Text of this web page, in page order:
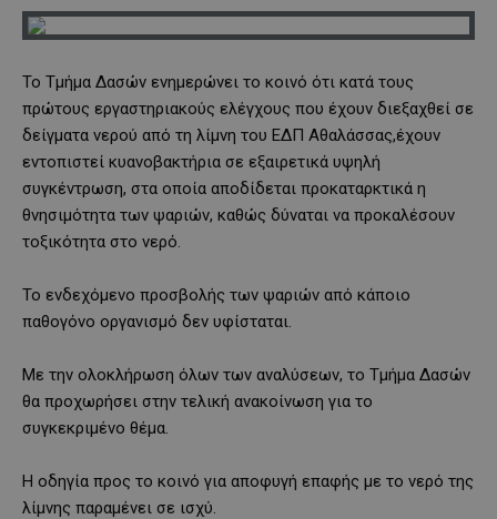
Το Τμήμα Δασών ενημερώνει το κοινό ότι κατά τους
πρώτους εργαστηριακούς ελέγχους που έχουν διεξαχθεί σε
δείγματα νερού από τη λίμνη του ΕΔΠ Αθαλάσσας,έχουν
εντοπιστεί κυανοβακτήρια σε εξαιρετικά υψηλή
συγκέντρωση, στα οποία αποδίδεται προκαταρκτικά η
θνησιμότητα των ψαριών, καθώς δύναται να προκαλέσουν
τοξικότητα στο νερό.
Το ενδεχόμενο προσβολής των ψαριών από κάποιο
παθογόνο οργανισμό δεν υφίσταται.
Με την ολοκλήρωση όλων των αναλύσεων, το Τμήμα Δασών
θα προχωρήσει στην τελική ανακοίνωση για το
συγκεκριμένο θέμα.
Η οδηγία προς το κοινό για αποφυγή επαφής με το νερό της
λίμνης παραμένει σε ισχύ.